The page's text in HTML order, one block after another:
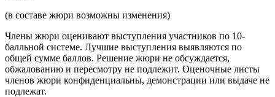
(в составе жюри возможны изменения)
Члены жюри оценивают выступления участников по 10-
балльной системе. Лучшие выступления выявляются по
общей сумме баллов. Решение жюри не обсуждается,
обжалованию и пересмотру не подлежит. Оценочные листы
членов жюри конфиденциальны, демонстрации или выдаче не
подлежат.